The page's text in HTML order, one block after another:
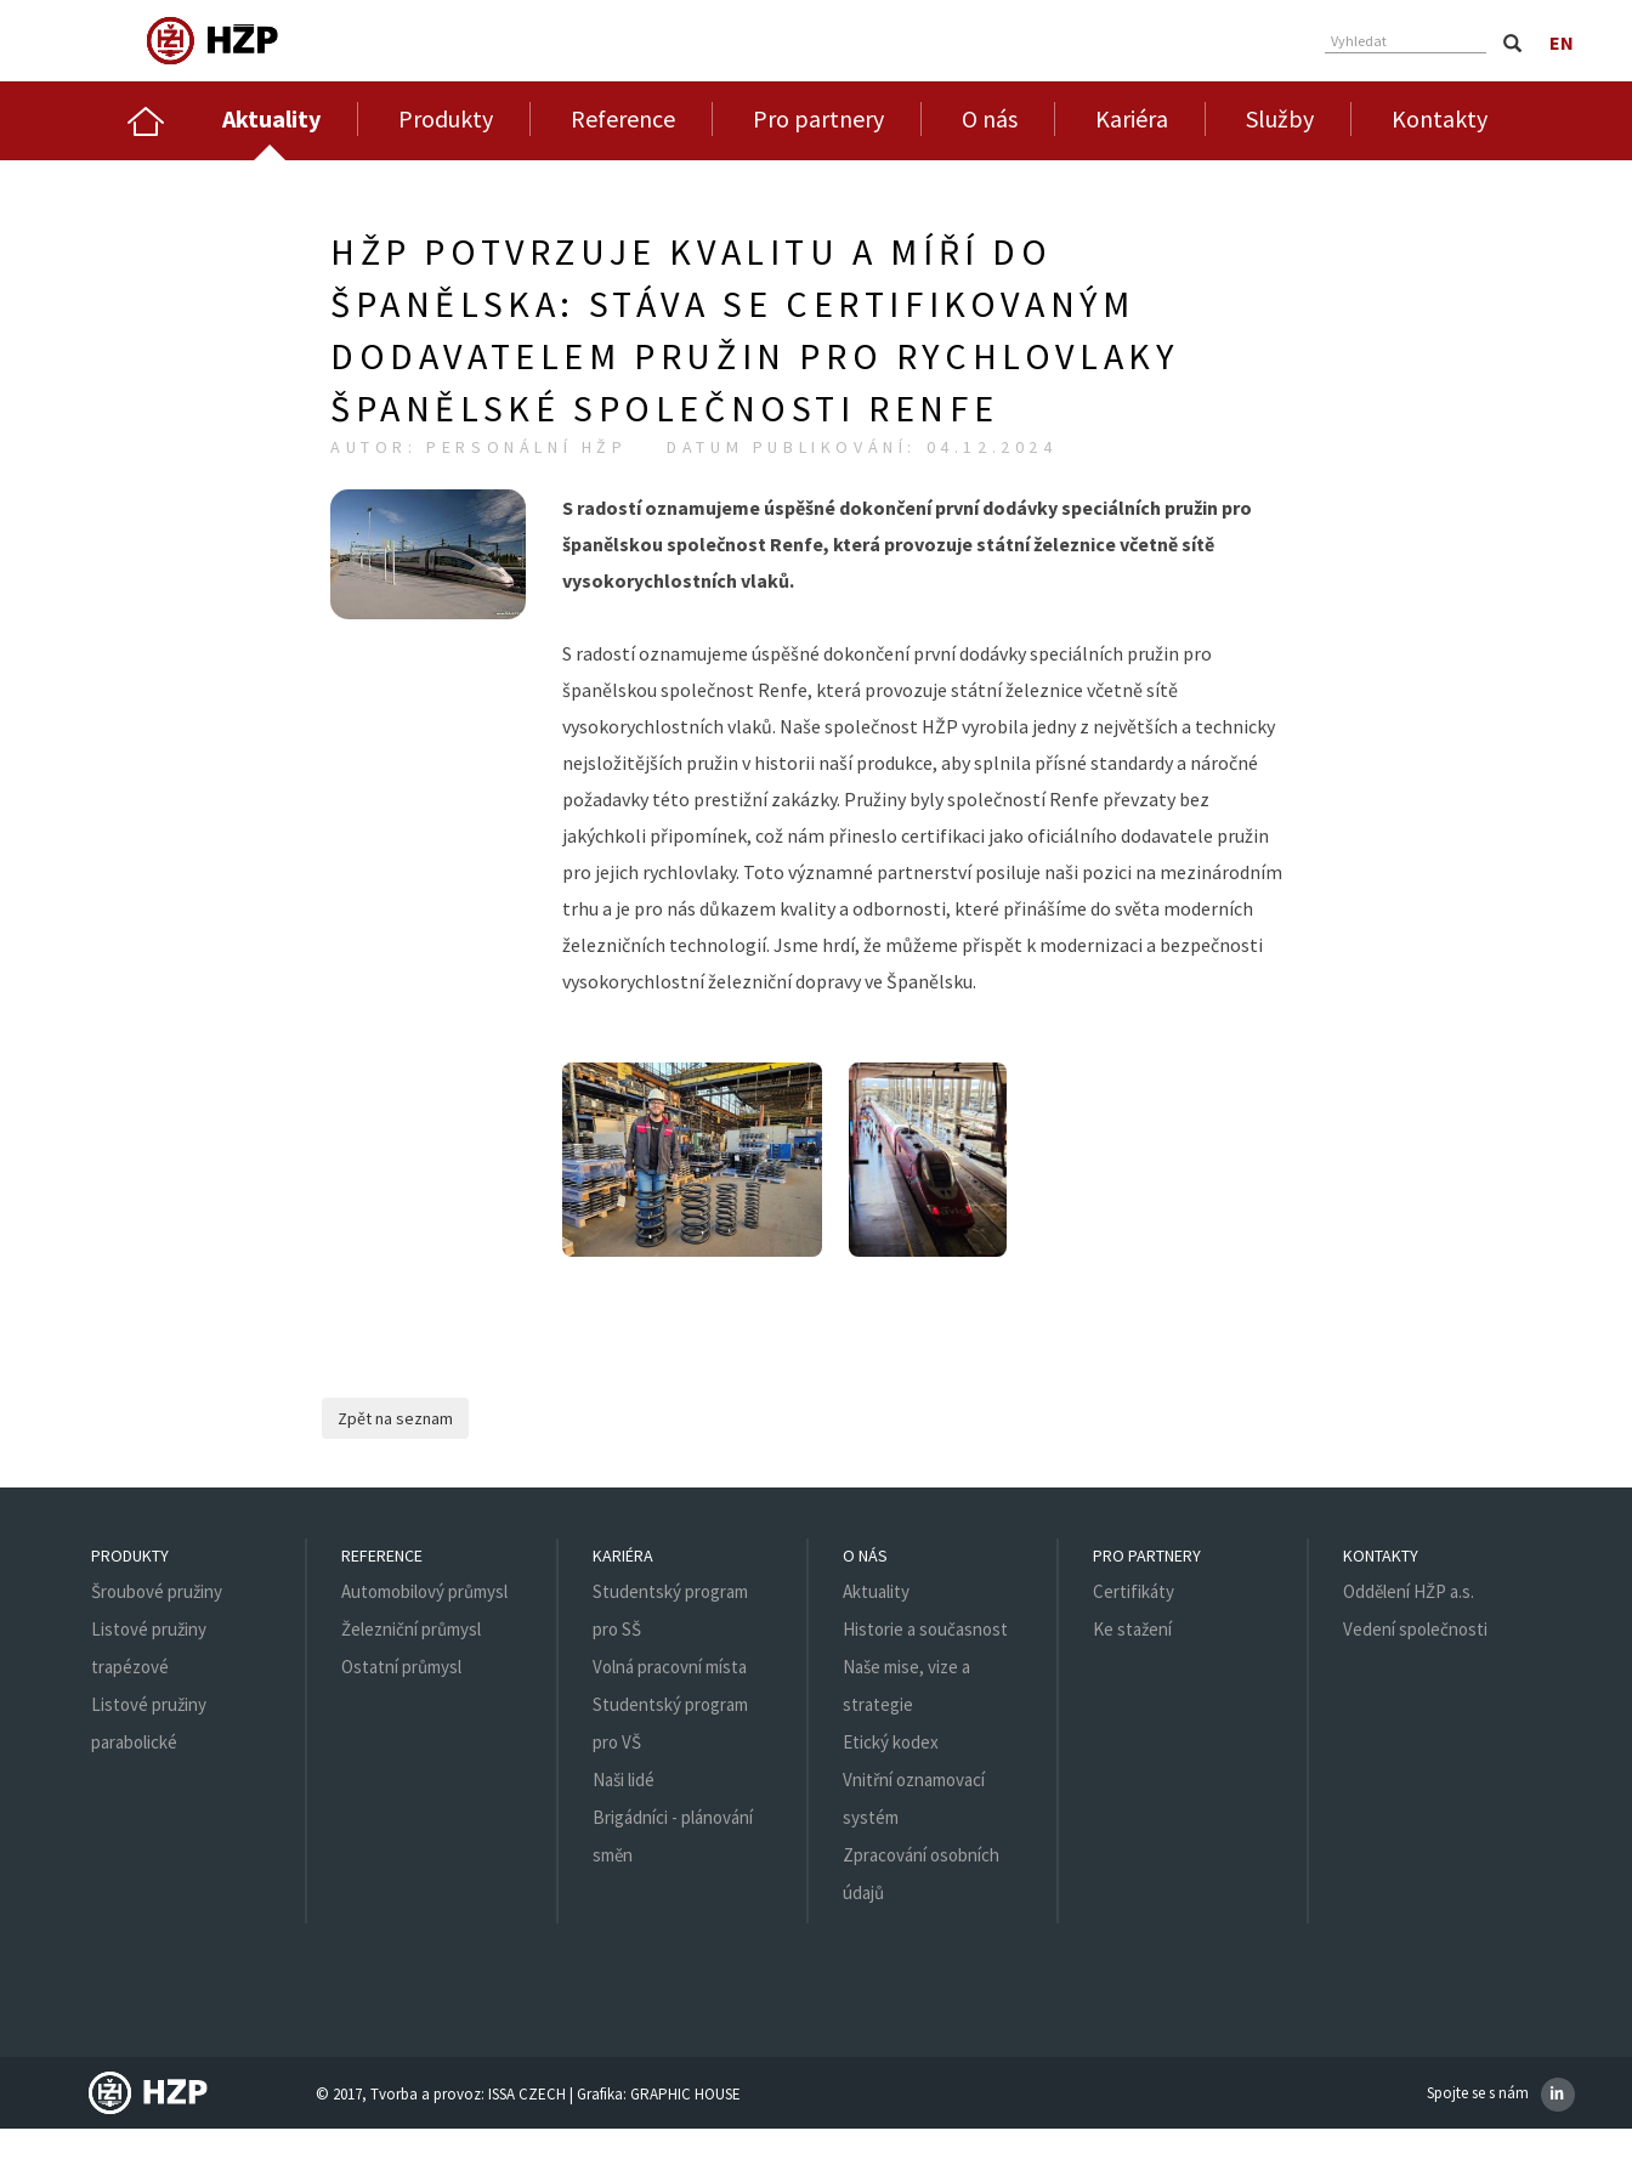
Vyhledat
EN
Aktuality Produkty Reference Pro partnery O nás Kariéra Služby Kontakty
HŽP POTVRZUJE KVALITU A MÍŘÍ DO
ŠPANĚLSKA: STÁVA SE CERTIFIKOVANÝM
DODAVATELEM PRUŽIN PRO RYCHLOVLAKY
ŠPANĚLSKÉ SPOLEČNOSTI RENFE
AUTOR: PERSONÁLNÍ HŽP DATUM PUBLIKOVÁNÍ: 04.12.2024
S radostí oznamujeme úspěšné dokončení první dodávky speciálních pružin pro
španělskou společnost Renfe, která provozuje státní železnice včetně sítě
vysokorychlostních vlaků.
S radostí oznamujeme úspěšné dokončení první dodávky speciálních pružin pro
španělskou společnost Renfe, která provozuje státní železnice včetně sítě
vysokorychlostních vlaků. Naše společnost HŽP vyrobila jedny z největších a technicky
nejsložitějších pružin v historii naší produkce, aby splnila přísné standardy a náročné
požadavky této prestižní zakázky. Pružiny byly společností Renfe převzaty bez
jakýchkoli připomínek, což nám přineslo certifikaci jako oficiálního dodavatele pružin
pro jejich rychlovlaky. Toto významné partnerství posiluje naši pozici na mezinárodním
trhu a je pro nás důkazem kvality a odbornosti, které přinášíme do světa moderních
železničních technologií. Jsme hrdí, že můžeme přispět k modernizaci a bezpečnosti
vysokorychlostní železniční dopravy ve Španělsku.
PRODUKTY
Šroubové pružiny
Listové pružiny
trapézové
Listové pružiny
parabolické
REFERENCE
Automobilový průmysl
Železniční průmysl
Ostatní průmysl
KARIÉRA
Studentský program
pro SŠ
Volná pracovní místa
Studentský program
pro VŠ
Naši lidé
Brigádníci - plánování
směn
O NÁS
Aktuality
Historie a současnost
Naše mise, vize a
strategie
Etický kodex
Vnitřní oznamovací
systém
Zpracování osobních
údajů
PRO PARTNERY
Certifikáty
Ke stažení
KONTAKTY
Oddělení HŽP a.s.
Vedení společnosti
Spojte se s nám
© 2017, Tvorba a provoz:ISSA CZECH | Grafika:GRAPHIC HOUSE